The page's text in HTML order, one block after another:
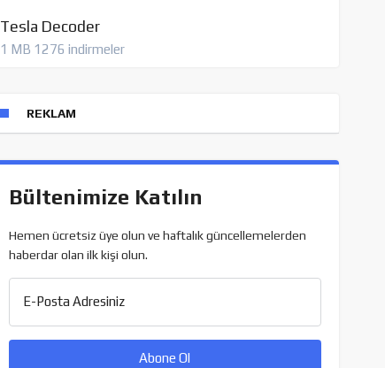
Tesla Decoder
1 MB 1276 indirmeler
REKLAM
Bültenimize Katılın
Hemen ücretsiz üye olun ve haftalık güncellemelerden
haberdar olan ilk kişi olun.
E-Posta Adresiniz